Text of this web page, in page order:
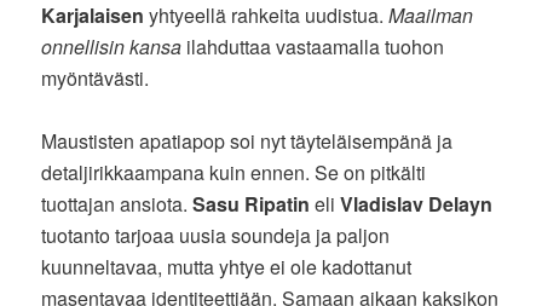
Karjalaisen yhtyeellä rahkeita uudistua.Maailman
onnellisin kansa ilahduttaa vastaamalla tuohon
myöntävästi.
Maustisten apatiapop soi nyt täyteläisempänä ja
detaljirikkaampana kuin ennen. Se on pitkälti
tuottajan ansiota.Sasu Ripatin eliVladislav Delayn
tuotanto tarjoaa uusia soundeja ja paljon
kuunneltavaa, mutta yhtye ei ole kadottanut
masentavaa identiteettiään. Samaan aikaan kaksikon